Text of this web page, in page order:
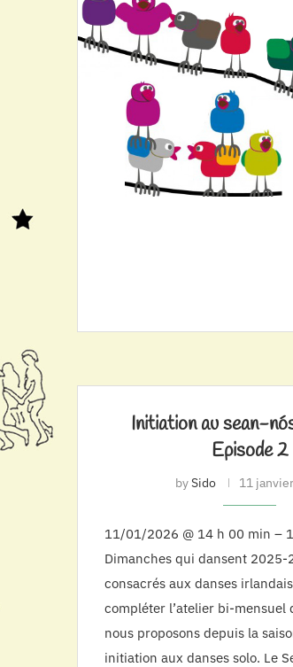
Initiation au sean-
Episode 2
bySido 11
11/01/2026 @ 14 h 00 min –
Dimanches qui dansent
consacrés aux danses
compléter l’atelier bi-mensuel
nous proposons depuis la
initiation aux danses solo. Le